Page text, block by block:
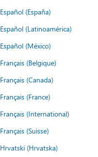
Español (España)
Español (Latinoamérica)
Español (México)
Français (Belgique)
Français (Canada)
Français (France)
Français (International)
Français (Suisse)
Hrvatski (Hrvatska)